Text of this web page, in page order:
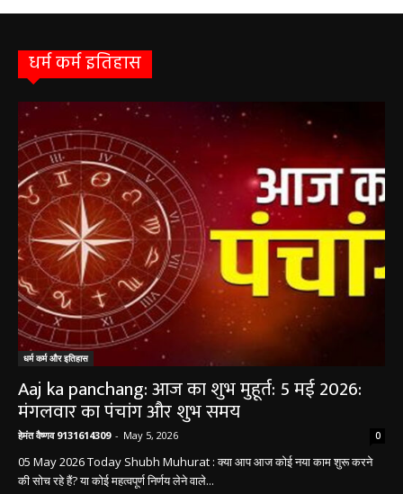
धर्म कर्म इतिहास
धर्म कर्म और इतिहास
Aaj ka panchang: आज का शुभ मुहूर्त: 5 मई 2026:
मंगलवार का पंचांग और शुभ समय
हेमंत वैष्णव 9131614309 May 5, 2026 0
05 May 2026 Today Shubh Muhurat : क्या आप आज कोई नया काम शुरू करने
की सोच रहे हैं? या कोई महत्वपूर्ण निर्णय लेने वाले...